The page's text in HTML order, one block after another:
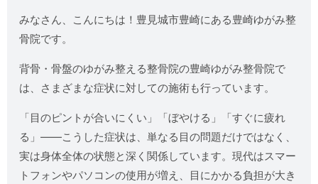
みなさん、こんにちは！豊見城市豊崎にある豊崎ゆがみ整
骨院です。
背骨・骨盤のゆがみ整える整骨院の豊崎ゆがみ整骨院で
は、さまざまな症状に対しての施術も行っています。
「目のピントが合いにくい」「ぼやける」「すぐに疲れ
る」――こうした症状は、単なる目の問題だけではなく、
実は身体全体の状態と深く関係しています。現代はスマー
トフォンやパソコンの使用が増え、目にかかる負担が大き